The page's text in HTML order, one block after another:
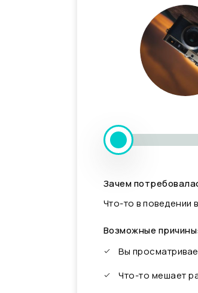
Зачем
Что-то в поведении
Возможные
Вы
Что-то мешает